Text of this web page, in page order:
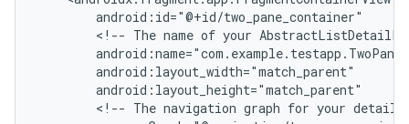
<!-- The name of your
<!-- The navigation graph for your detail